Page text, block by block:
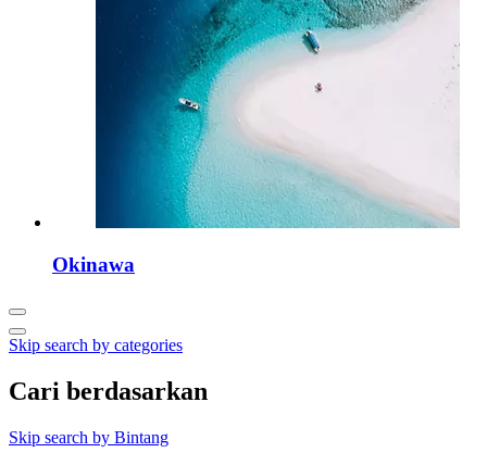
Okinawa
Skip search by categories
Cari berdasarkan
Skip search by Bintang